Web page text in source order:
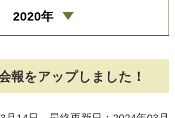
報をアップしました！
2020年